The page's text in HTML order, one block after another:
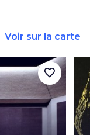
Voir sur la carte
favorite_border